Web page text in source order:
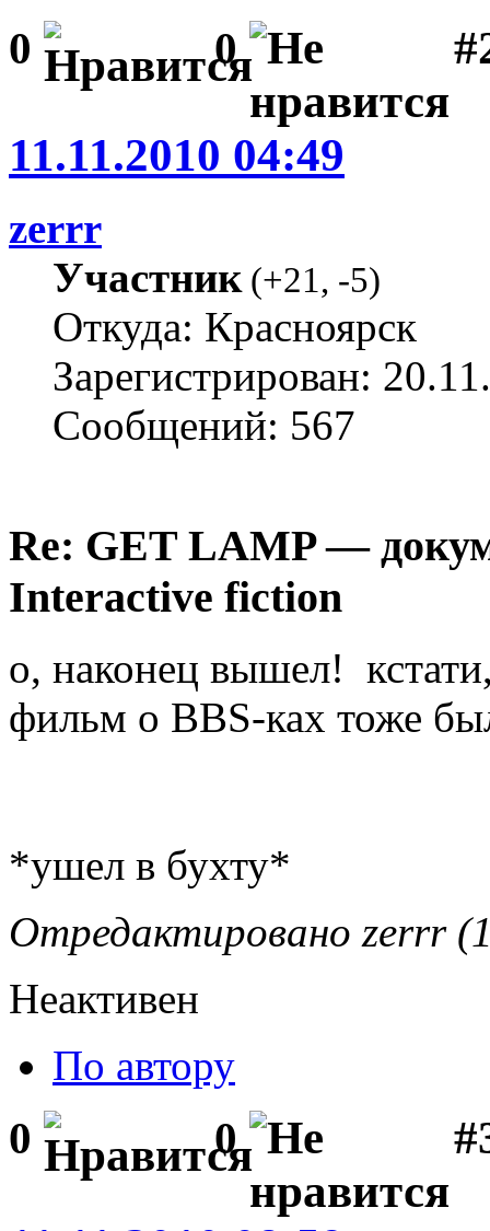
0 0
11.11.2010 04:49
zerrr
Участник(+21, -5)
Откуда: Красноярск
Зарегистрирован:
Сообщений: 567
Re: GET LAMP —
Interactive fiction
о, наконец вышел!
фильм о BBS-ках тоже
*ушел в бухту*
Отредактировано zerrr
Неактивен
По автору
0 0